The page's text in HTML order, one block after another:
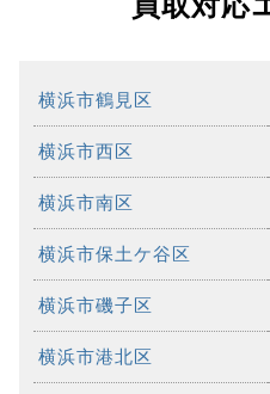
横浜市鶴見区
横浜市西区
横浜市南区
横浜市保土ケ谷区
横浜市磯子区
横浜市港北区